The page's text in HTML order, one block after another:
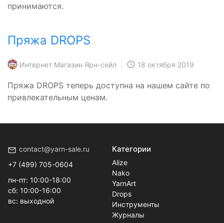
принимаются.
Пряжа DROPS
Интернет Магазин Ярн-сейл 18 октября 2019
Пряжа DROPS теперь доступна на нашем сайте по
привлекательным ценам.
contact@yarn-sale.ru
+7 (499) 705-0604
пн-пт: 10:00-18:00
сб: 10:00-16:00
вс: выходной
Категории
Alize
Nako
YarnArt
Drops
Инструменты
Журналы